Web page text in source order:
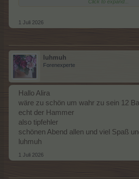
Ballpumpe
Team Bunny belohnt Strikers Chips
(bei uns in Stufe 8: 4 x Ballpumpe (Chance:
Click to expand...
1 Juli 2026
luhmuh
Forenexperte
Hallo Alira
wäre zu schön um wahr zu sein 12
echt der Hammer
also tipfehler
schönen Abend allen und viel Spaß
luhmuh
1 Juli 2026